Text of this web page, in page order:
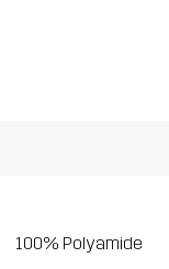
100% Polyamide